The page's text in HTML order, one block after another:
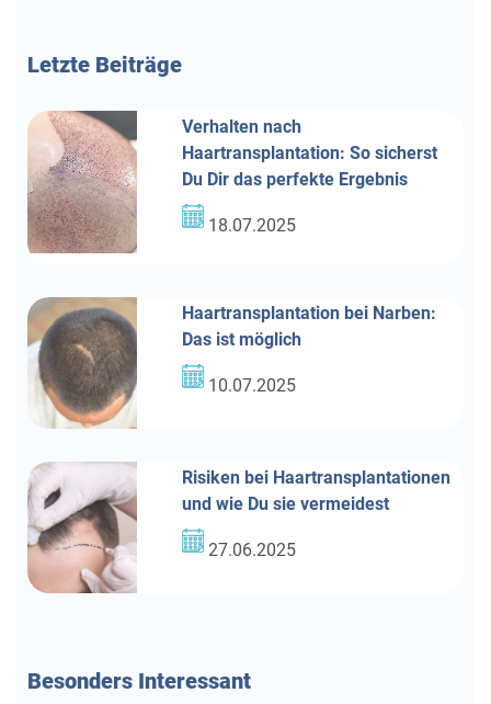
Letzte Beiträge
Verhalten nach
Haartransplantation: So sicherst
Du Dir das perfekte Ergebnis
18.07.2025
Haartransplantation bei Narben:
Das ist möglich
10.07.2025
Risiken bei Haartransplantationen
und wie Du sie vermeidest
27.06.2025
Besonders Interessant